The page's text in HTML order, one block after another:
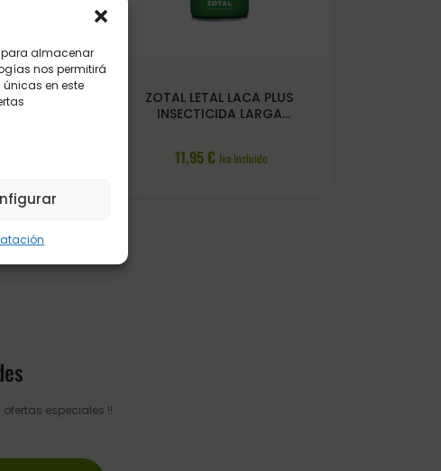
para almacenar
nos permitirá
en este
ZOTAL LETAL LACA PLUS
INSECTICIDA LARGA
11,95€ Iva Incluido
especiales !!